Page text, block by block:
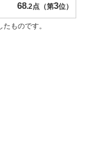
68.2点（第3位）
ものです。